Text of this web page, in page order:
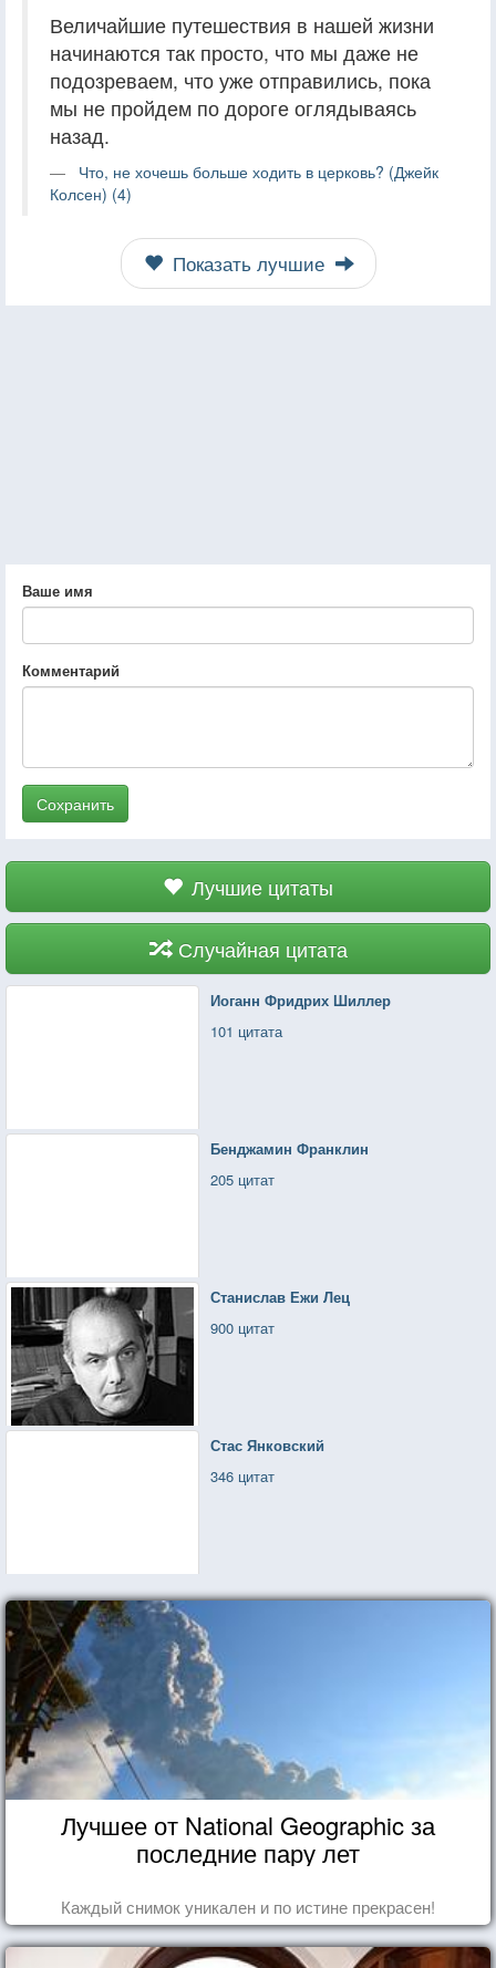
Величайшие путешествия в нашей жизни
начинаются так просто, что мы даже не
подозреваем, что уже отправились, пока
мы не пройдем по дороге оглядываясь
назад.
Что, не хочешь больше ходить в церковь? (Джейк
Колсен) (4)
Показать лучшие
Ваше имя
Комментарий
Сохранить
Лучшие цитаты
Случайная цитата
Иоганн Фридрих Шиллер
101 цитата
Бенджамин Франклин
205 цитат
Станислав Ежи Лец
900 цитат
Стас Янковский
346 цитат
Лучшее от National Geographic за
последние пару лет
Каждый снимок уникален и по истине прекрасен!